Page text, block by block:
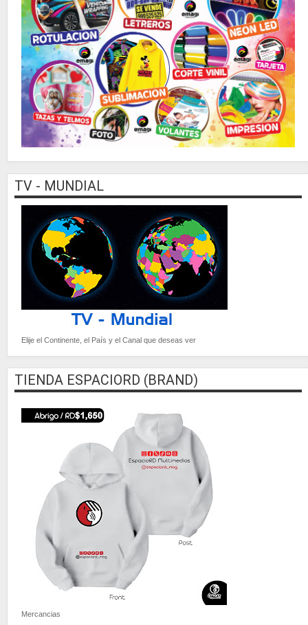
TV - MUNDIAL
Elije el Continente, el País y el Canal que deseas ver
TIENDA ESPACIORD (BRAND)
Mercancias